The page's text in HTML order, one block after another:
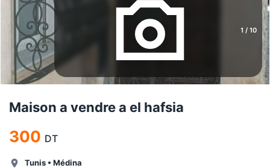
1 / 10
Maison a vendre a el hafsia
300 DT
Tunis • Médina